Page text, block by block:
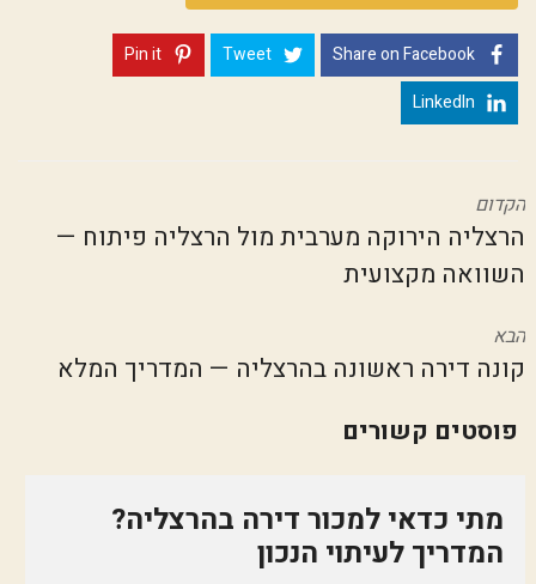
Share on Facebook
Tweet
Pin it
LinkedIn
הקדום
הרצליה הירוקה מערבית מול הרצליה פיתוח —
השוואה מקצועית
הבא
קונה דירה ראשונה בהרצליה — המדריך המלא
פוסטים קשורים
מתי כדאי למכור דירה בהרצליה?
המדריך לעיתוי הנכון